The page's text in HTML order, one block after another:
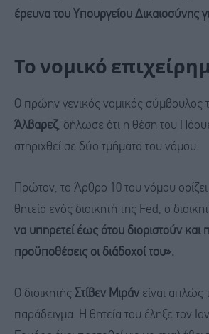
έρευνα του Υπουργείου Δικαιοσύνης
Το νομικό
Ο πρώην γενικός νομικός σύμβουλος
Άλβαρεζ, δήλωσε ότι η θέση του
στηριχθεί σε δύο τμήματα του νόμου.
Πρώτον, το Άρθρο 10 του νόμου ορίζει
θητεία ενός διοικητή της Fed, ο
να υπηρετεί έως ότου διοριστούν και
προϋποθέσεις οι διάδοχοί του».
Ο διοικητής Στίβεν Μιράν είναι απλώς
παράδειγμα. Η θητεία του έληξε τον